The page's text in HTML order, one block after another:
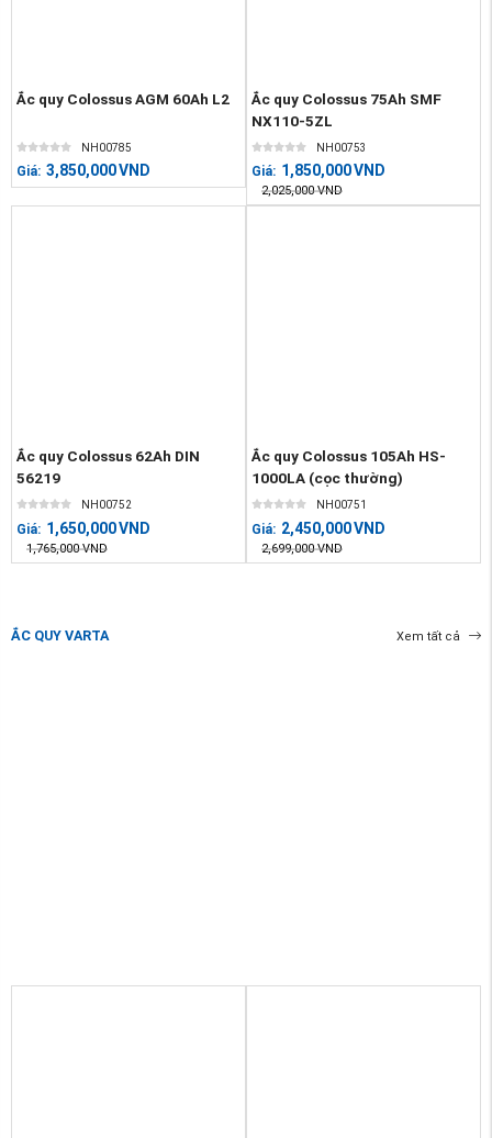
Ắc quy Colossus AGM 60Ah L2
NH00785
Giá: 3,850,000VND
Ắc quy Colossus 75Ah SMF
NX110-5ZL
NH00753
Giá: 1,850,000VND
2,025,000 VND
Ắc quy Colossus 62Ah DIN
56219
NH00752
Giá: 1,650,000VND
1,765,000 VND
Ắc quy Colossus 105Ah HS-
1000LA (cọc thường)
NH00751
Giá: 2,450,000VND
2,699,000 VND
ẮC QUY VARTA Xem tất cả